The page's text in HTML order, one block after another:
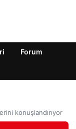
Forum
konuşlandırıyor